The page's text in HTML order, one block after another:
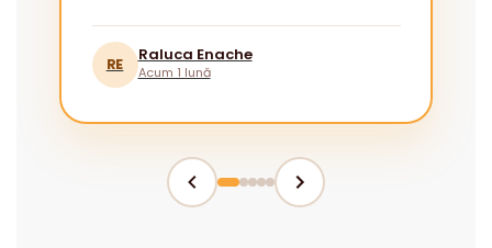
RE
Raluca Enache
Acum 1 lună